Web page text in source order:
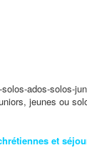
jeunes ou
et